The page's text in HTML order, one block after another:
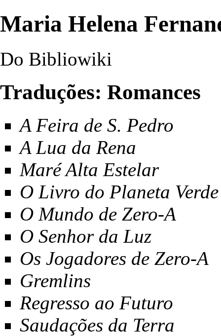
Maria Helena
Do Bibliowiki
Traduções: Romances
A Feira de S. Pedro
A Lua da Rena
Maré Alta Estelar
O Livro do Planeta Verde
O Mundo de Zero-A
O Senhor da Luz
Os Jogadores de Zero-A
Gremlins
Regresso ao Futuro
Saudações da Terra